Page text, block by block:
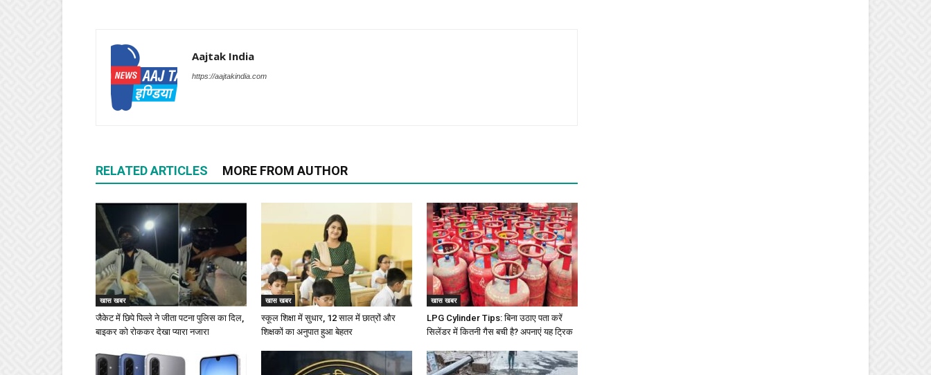
Aajtak India
https://aajtakindia.com
RELATED ARTICLES MORE FROM AUTHOR
खास खबर
जैकेट में छिपे पिल्ले ने जीता पटना पुलिस का दिल,
बाइकर को रोककर देखा प्यारा नजारा
खास खबर
स्कूल शिक्षा में सुधार, 12 साल में छात्रों और
शिक्षकों का अनुपात हुआ बेहतर
खास खबर
LPG Cylinder Tips: बिना उठाए पता करें
सिलेंडर में कितनी गैस बची है? अपनाएं यह ट्रिक